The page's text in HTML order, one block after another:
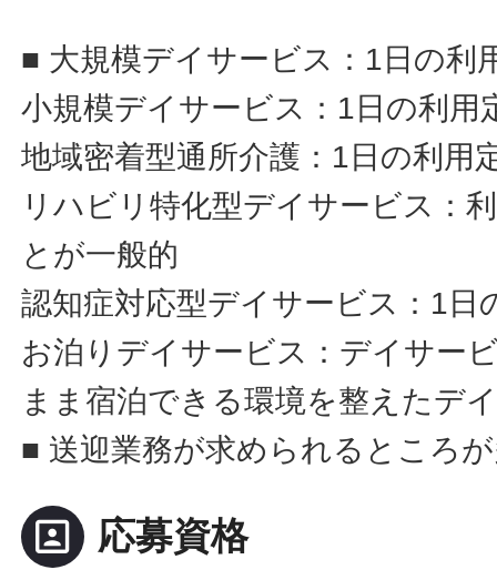
■ 大規模デイサービス：1日の利
小規模デイサービス：1日の利用
地域密着型通所介護：1日の利用
リハビリ特化型デイサービス：
とが一般的
認知症対応型デイサービス：1日
お泊りデイサービス：デイサー
まま宿泊できる環境を整えたデ
■ 送迎業務が求められるところ
portrait 応募資格